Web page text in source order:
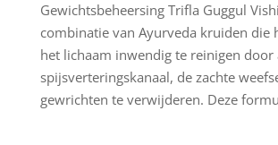
Gewichtsbeheersing Trifla Guggul
combinatie van Ayurveda kruiden die
het lichaam inwendig te reinigen door
spijsverteringskanaal, de zachte
gewrichten te verwijderen. Deze